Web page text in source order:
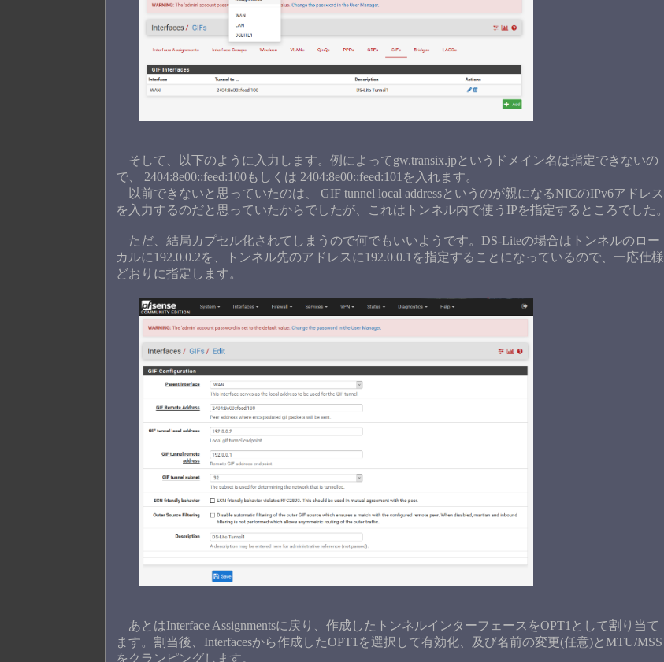
そして、以下のように入力します。例によってgw.transix.jpというドメイン名は指定できないの
で、 2404:8e00::feed:100もしくは 2404:8e00::feed:101を入れます。
以前できないと思っていたのは、 GIF tunnel local addressというのが親になるNICのIPv6アドレス
を入力するのだと思っていたからでしたが、これはトンネル内で使うIPを指定するところでした。
ただ、結局カプセル化されてしまうので何でもいいようです。DS-Liteの場合はトンネルのロー
カルに192.0.0.2を、トンネル先のアドレスに192.0.0.1を指定することになっているので、一応仕様
どおりに指定します。
あとはInterface Assignmentsに戻り、作成したトンネルインターフェースをOPT1として割り当て
ます。割当後、Interfacesから作成したOPT1を選択して有効化、及び名前の変更(任意)とMTU/MSS
をクランピングします。